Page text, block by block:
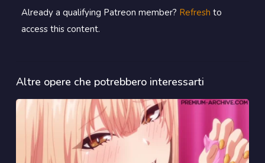
Already a qualifying Patreon member? Refresh to
access this content.
Altre opere che potrebbero interessarti